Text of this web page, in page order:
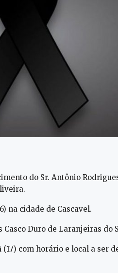
do Sr. Antônio
na cidade de Cascavel.
Duro de Laranjeiras do
com horário e local a ser